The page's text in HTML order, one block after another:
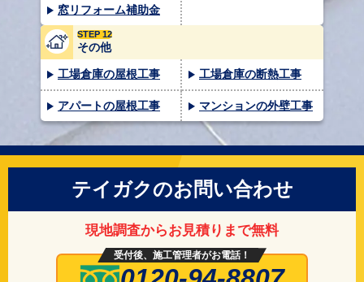
窓リフォーム補助金
STEP 12
その他
工場倉庫の屋根工事 工場倉庫の断熱工事
アパートの屋根工事 マンションの外壁工事
テイガクのお問い合わせ
現地調査からお見積りまで無料
受付後、施工管理者がお電話！